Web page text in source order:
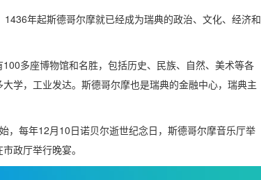
年起斯德哥尔摩就已经成为瑞典的政治、文化、经济和
多座博物馆和名胜，包括历史、民族、自然、美术等各
学，工业发达。斯德哥尔摩也是瑞典的金融中心，瑞典主
，每年12月10日诺贝尔逝世纪念日，斯德哥尔摩音乐厅举
政厅举行晚宴。